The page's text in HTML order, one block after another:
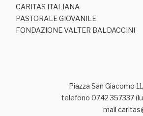
CARITAS ITALIANA
PASTORALE GIOVANILE
FONDAZIONE VALTER BALDACCINI
Piazza San Giacomo
telefono 0742 357337
mail